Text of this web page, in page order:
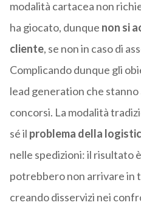
modalità cartacea non
ha giocato, dunque non si
cliente, se non in caso di
Complicando dunque gli
lead generation che stanno
concorsi. La modalità
sé il problema della
nelle spedizioni: il risultato
potrebbero non arrivare in
creando disservizi nei